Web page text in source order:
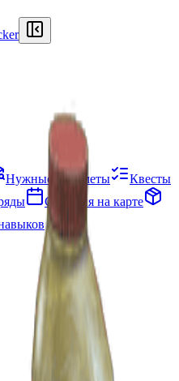
Нужные предметы
Квесты
События на карте